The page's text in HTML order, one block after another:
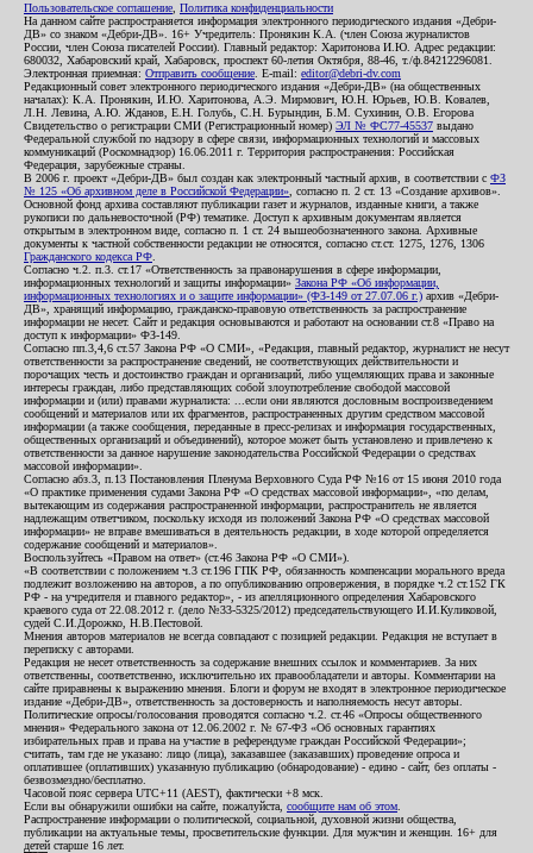
Пользовательское соглашение Политика конфиденциальности
На данном сайте распространяется информация электронного периодического издания «Дебри-
ДВ» со знаком «Дебри-ДВ». 16+ Учредитель: Пронякин К.А. (член Союза журналистов
России, член Союза писателей России). Главный редактор: Харитонова И.Ю. Адрес редакции:
680032, Хабаровский край, Хабаровск, проспект 60-летия Октября, 88-46, т./ф.84212296081.
Электронная приемная: Отправить сообщение . E-mail: editor@debri-dv.com
Редакционный совет электронного периодического издания «Дебри-ДВ» (на общественных
началах): К.А. Пронякин, И.Ю. Харитонова, А.Э. Мирмович, Ю.Н. Юрьев, Ю.В. Ковалев,
Л.Н. Левина, А.Ю. Жданов, Е.Н. Голубь, С.Н. Бурындин, Б.М. Сухинин, О.В. Егорова
Свидетельство о регистрации СМИ (Регистрационный номер) ЭЛ № ФС77-45537 выдано
Федеральной службой по надзору в сфере связи, информационных технологий и массовых
коммуникаций (Роскомнадзор) 16.06.2011 г. Территория распространения: Российская
Федерация, зарубежные страны.
В 2006 г. проект «Дебри-ДВ» был создан как электронный частный архив, в соответствии с ФЗ
№ 125 «Об архивном деле в Российской Федерации» , согласно п. 2 ст. 13 «Создание архивов».
Основной фонд архива составляют публикации газет и журналов, изданные книги, а также
рукописи по дальневосточной (РФ) тематике. Доступ к архивным документам является
открытым в электронном виде, согласно п. 1 ст. 24 вышеобозначенного закона. Архивные
документы к частной собственности редакции не относятся, согласно ст.ст. 1275, 1276, 1306
Гражданского кодекса РФ
Согласно ч.2. п.3. ст.17 «Ответственность за правонарушения в сфере информации,
информационных технологий и защиты информации» Закона РФ «Об информации,
информационных технологиях и о защите информации» (ФЗ-149 от 27.07.06 г.) архив «Дебри-
ДВ», хранящий информацию, гражданско-правовую ответственность за распространение
информации не несет. Сайт и редакция основываются и работают на основании ст.8 «Право на
доступ к информации» ФЗ-149.
Согласно пп.3,4,6 ст.57 Закона РФ «О СМИ», «Редакция, главный редактор, журналист не несут
ответственности за распространение сведений, не соответствующих действительности и
порочащих честь и достоинство граждан и организаций, либо ущемляющих права и законные
интересы граждан, либо представляющих собой злоупотребление свободой массовой
информации и (или) правами журналиста: ...если они являются дословным воспроизведением
сообщений и материалов или их фрагментов, распространенных другим средством массовой
информации (а также сообщения, переданные в пресс-релизах и информация государственных,
общественных организаций и объединений), которое может быть установлено и привлечено к
ответственности за данное нарушение законодательства Российской Федерации о средствах
массовой информации».
Согласно абз.3, п.13 Постановления Пленума Верховного Суда РФ №16 от 15 июня 2010 года
«О практике применения судами Закона РФ «О средствах массовой информации», «по делам,
вытекающим из содержания распространенной информации, распространитель не является
надлежащим ответчиком, поскольку исходя из положений Закона РФ «О средствах массовой
информации» не вправе вмешиваться в деятельность редакции, в ходе которой определяется
содержание сообщений и материалов».
Воспользуйтесь «Правом на ответ» (ст.46 Закона РФ «О СМИ»).
«В соответствии с положением ч.3 ст.196 ГПК РФ, обязанность компенсации морального вреда
подлежит возложению на авторов, а по опубликованию опровержения, в порядке ч.2 ст.152 ГК
РФ - на учредителя и главного редактор», - из апелляционного определения Хабаровского
краевого суда от 22.08.2012 г. (дело №33-5325/2012) председательствующего И.И.Куликовой,
судей С.И.Дорожко, Н.В.Пестовой.
Мнения авторов материалов не всегда совпадают с позицией редакции. Редакция не вступает в
переписку с авторами.
Редакция не несет ответственность за содержание внешних ссылок и комментариев. За них
ответственны, соответственно, исключительно их правообладатели и авторы. Комментарии на
сайте приравнены к выражению мнения. Блоги и форум не входят в электронное периодическое
издание «Дебри-ДВ», ответственность за достоверность и наполняемость несут авторы.
Политические опросы/голосования проводятся согласно ч.2. ст.46 «Опросы общественного
мнения» Федерального закона от 12.06.2002 г. № 67-ФЗ «Об основных гарантиях
избирательных прав и права на участие в референдуме граждан Российской Федерации»;
считать, там где не указано: лицо (лица), заказавшее (заказавших) проведение опроса и
оплатившее (оплативших) указанную публикацию (обнародование) - едино - сайт, без оплаты -
безвозмездно/бесплатно.
Часовой пояс сервера UTC+11 (AEST), фактически +8 мск.
Если вы обнаружили ошибки на сайте, пожалуйста, сообщите нам об этом
Распространение информации о политической, социальной, духовной жизни общества,
публикации на актуальные темы, просветительские функции. Для мужчин и женщин. 16+ для
детей старше 16 лет.